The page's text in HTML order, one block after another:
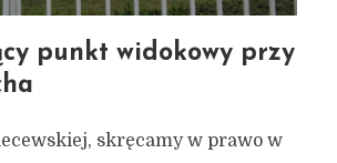
punkt widokowy przy
skręcamy w prawo w